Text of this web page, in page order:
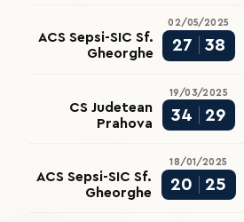
02/05/2025
ACS Sepsi-SIC Sf.
Gheorghe
27 38
19/03/2025
CS Judetean
Prahova
34 29
18/01/2025
ACS Sepsi-SIC Sf.
Gheorghe
20 25